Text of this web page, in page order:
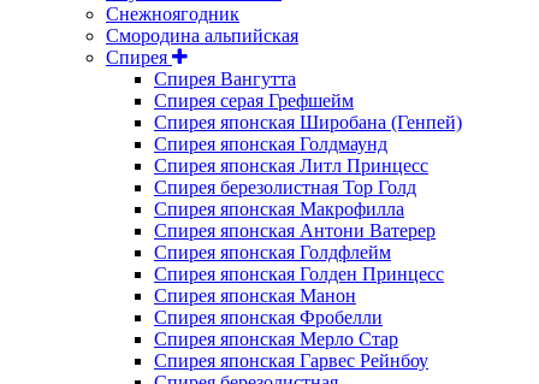
Снежноягодник
Смородина альпийская
Спирея
Спирея Вангутта
Спирея серая Грефшейм
Спирея японская Широбана (Генпей)
Спирея японская Голдмаунд
Спирея японская Литл Принцесс
Спирея березолистная Тор Голд
Спирея японская Макрофилла
Спирея японская Антони Ватерер
Спирея японская Голдфлейм
Спирея японская Голден Принцесс
Спирея японская Манон
Спирея японская Фробелли
Спирея японская Мерло Стар
Спирея японская Гарвес Рейнбоу